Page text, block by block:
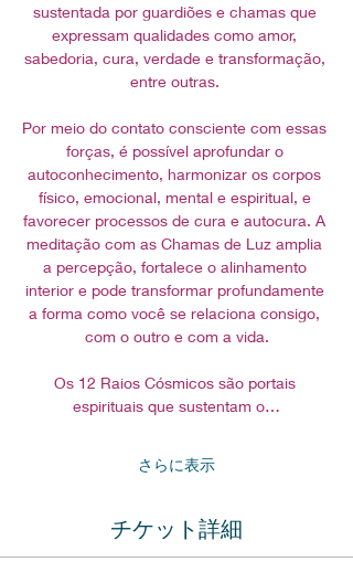
sustentada por guardiões e chamas que
expressam qualidades como amor,
sabedoria, cura, verdade e transformação,
entre outras.
Por meio do contato consciente com essas
forças, é possível aprofundar o
autoconhecimento, harmonizar os corpos
físico, emocional, mental e espiritual, e
favorecer processos de cura e autocura. A
meditação com as Chamas de Luz amplia
a percepção, fortalece o alinhamento
interior e pode transformar profundamente
a forma como você se relaciona consigo,
com o outro e com a vida.
Os 12 Raios Cósmicos são portais
espirituais que sustentam o…
さらに表示
チケット詳細